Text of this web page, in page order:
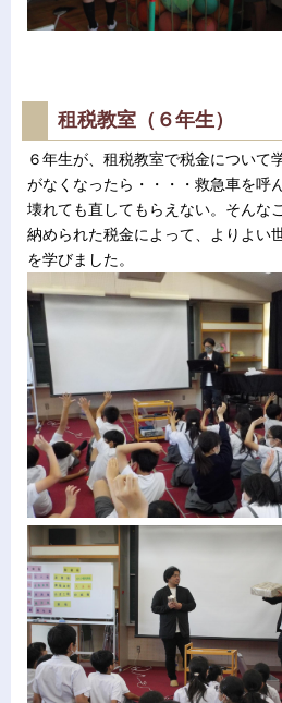
租税教室（６年生）
６年生が、租税教室で税金について
がなくなったら・・・・救急車を呼
壊れても直してもらえない。そんな
納められた税金によって、よりよい
を学びました。